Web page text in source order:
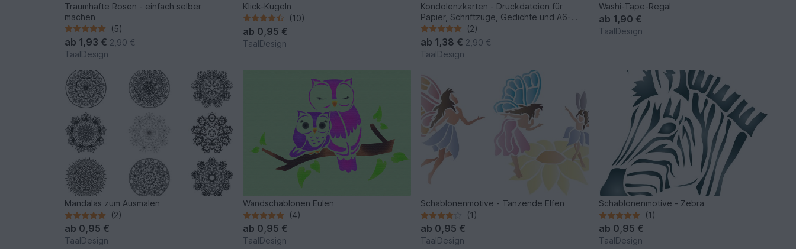
Traumhafte Rosen - einfach selber
machen
(5)
ab 1,93 €2,90 €
TaalDesign
Klick-Kugeln
(10)
ab 0,95 €
TaalDesign
Kondolenzkarten - Druckdateien für
Papier, Schriftzüge, Gedichte und A6-
Karten
(2)
ab 1,38 € 2,90 €
TaalDesign
Washi-Tape-Regal
ab 1,90 €
TaalDesign
Mandalas zum Ausmalen
(2)
ab 0,95 €
TaalDesign
Wandschablonen Eulen
(4)
ab 0,95 €
TaalDesign
Schablonenmotive - Tanzende Elfen
(1)
ab 0,95 €
TaalDesign
Schablonenmotive - Zebra
(1)
ab 0,95 €
TaalDesign